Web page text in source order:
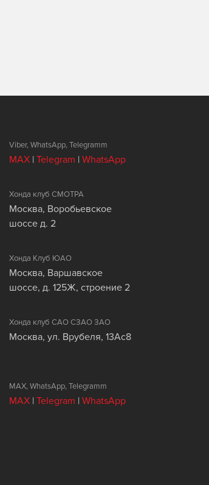
Viber, WhatsApp, Telegramm
MAX |Telegram |WhatsApp
Хонда клуб СМОТРА
Москва, Воробьевское
шоссе д. 2
Хонда Клуб ЮАО
Москва, Варшавское
шоссе, д. 125Ж, строение 2
Хонда клуб САО СЗАО ЗАО
Москва, ул. Врубеля, 13Ас8
MAX, WhatsApp, Telegramm
MAX |Telegram |WhatsApp